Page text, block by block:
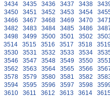
3434 3435 3436 3437 3438
3450 3451 3452 3453 3454
3466 3467 3468 3469 3470
3482 3483 3484 3485 3486
3498 3499 3500 3501 3502
3514 3515 3516 3517 3518
3530 3531 3532 3533 3534
3546 3547 3548 3549 3550
3562 3563 3564 3565 3566
3578 3579 3580 3581 3582
3594 3595 3596 3597 3598
3610 3611 3612 3613 3614